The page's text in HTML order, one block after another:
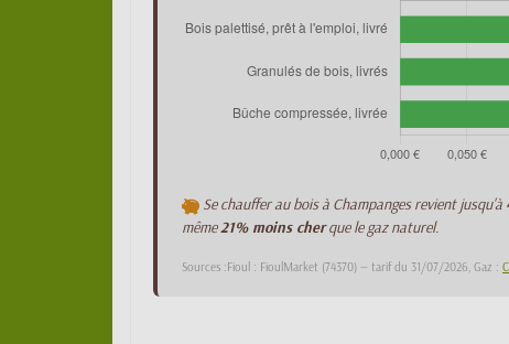
Se chauffer au bois à Champanges revient jusqu'à
même21% moins cherque le gaz naturel.
Sources :Fioul : FioulMarket (74370) — tarif du 31/07/2026, Gaz :